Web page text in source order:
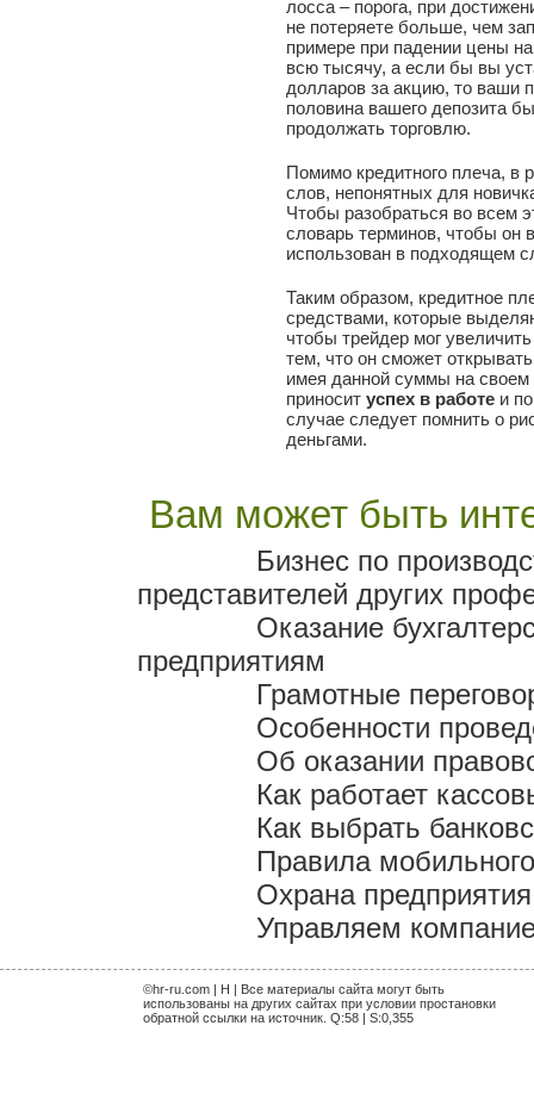
лосса – порога, при
не потеряете больше, чем
примере при падении цены
всю тысячу, а если бы вы
долларов за акцию, то ваши
половина вашего депозита
продолжать торговлю.
Помимо кредитного плеча, в
слов, непонятных для
Чтобы разобраться во всем
словарь терминов, чтобы он
использован в подходящем
Таким образом, кредитное
средствами, которые
чтобы трейдер мог
тем, что он сможет
имея данной суммы на своем
приносит успех в работе и
случае следует помнить о
деньгами.
Вам может быть
Бизнес по
представителей других
Оказание
предприятиям
Грамотные
Особенности
Об оказании
Как работает
Как выбрать
Правила
Охрана предприятия
Управляем
©hr-ru.com | H | Все материалы сайта могут быть
использованы на других сайтах при условии простановки
обратной ссылки на источник. Q:58 | S:0,355